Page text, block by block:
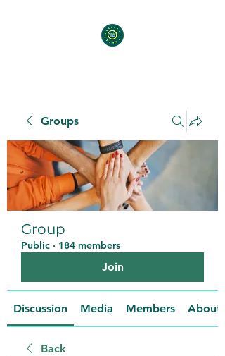
Groups
Group
Public · 184 members
Join
Discussion Media Members About
Back